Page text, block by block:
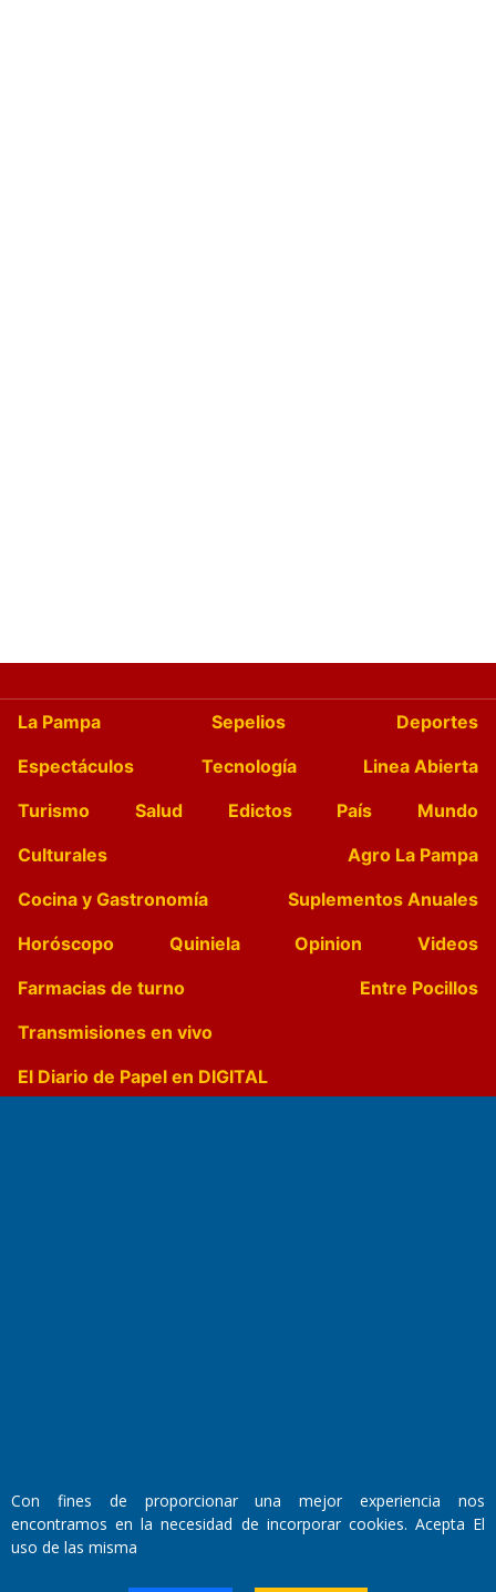
La Pampa Sepelios
Deportes
Espectáculos
Tecnología
Linea Abierta
Turismo
Salud Edictos País
Mundo
Culturales
Agro La Pampa
Cocina y Gastronomía
Suplementos Anuales
Horóscopo
Quiniela Opinion
Videos
Farmacias de turno
Entre Pocillos
Transmisiones en vivo
El Diario de Papel en DIGITAL
Director Periodístico:
Walter René Goñi
Con fines de proporcionar una mejor experiencia nos
encontramos en la necesidad de incorporar cookies. Acepta El
uso de las misma